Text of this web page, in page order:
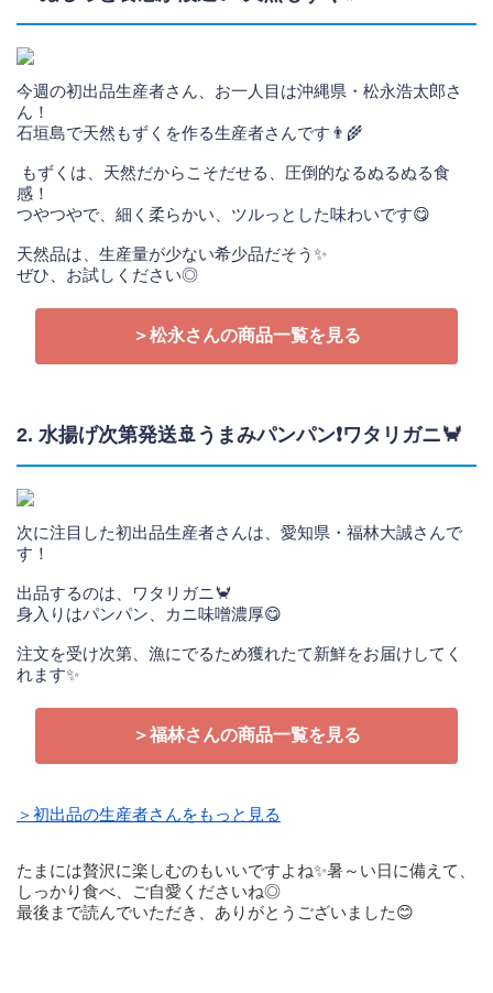
今週の初出品生産者さん、お一人目は沖縄県・松永浩太郎さ
ん！
石垣島で天然もずくを作る生産者さんです👨‍🌾
もずくは、天然だからこそだせる、圧倒的なるぬるぬる食
感！
つやつやで、細く柔らかい、ツルっとした味わいです😋
天然品は、生産量が少ない希少品だそう✨
ぜひ、お試しください◎
＞松永さんの商品一覧を見る
2. 水揚げ次第発送🚢うまみパンパン❗ワタリガニ🦀
次に注目した初出品生産者さんは、愛知県・福林大誠さんで
す！
出品するのは、ワタリガニ🦀
身入りはパンパン、カニ味噌濃厚😋
注文を受け次第、漁にでるため獲れたて新鮮をお届けしてく
れます✨
＞福林さんの商品一覧を見る
＞初出品の生産者さんをもっと見る
たまには贅沢に楽しむのもいいですよね✨暑～い日に備えて、
しっかり食べ、ご自愛くださいね◎
最後まで読んでいただき、ありがとうございました😊